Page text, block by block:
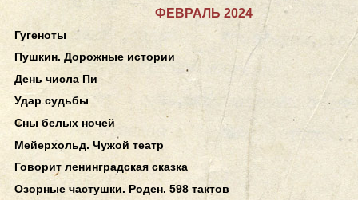
ФЕВРАЛЬ 2024
Гугеноты
Пушкин. Дорожные истории
День числа Пи
Удар судьбы
Сны белых ночей
Мейерхольд. Чужой театр
Говорит ленинградская сказка
Озорные частушки. Роден. 598 тактов